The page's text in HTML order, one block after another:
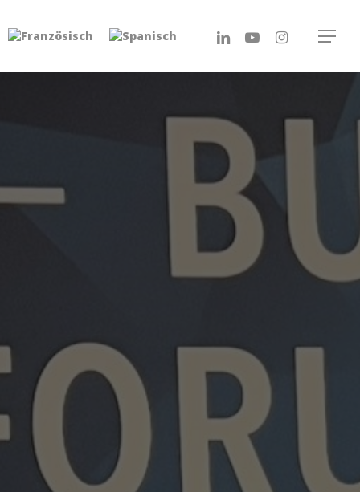
linkedinyoutubeinstagram
Menu